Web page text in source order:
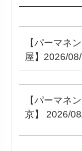
【パーマネ
屋】2026/
【パーマネ
京】 2026/